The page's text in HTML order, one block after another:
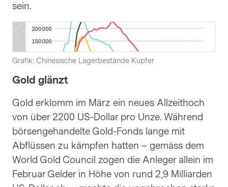
sein.
Grafik: Chinesische Lagerbestände Kupfer
Gold glänzt
Gold erklomm im März ein neues Allzeithoch
von über 2200 US-Dollar pro Unze. Während
börsengehandelte Gold-Fonds lange mit
Abflüssen zu kämpfen hatten – gemäss dem
World Gold Council zogen die Anleger allein im
Februar Gelder in Höhe von rund 2,9 Milliarden